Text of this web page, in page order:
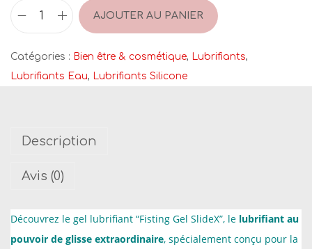
a
n
t
d
S
l
AJOUTER AU PANIER
Catégories : Bien être & cosmétique, Lubrifiants,
Lubrifiants Eau, Lubrifiants Silicone
Description
Avis (0)
Découvrez le gel lubrifiant “Fisting Gel SlideX”, le lubrifiant au
pouvoir de glisse extraordinaire, spécialement conçu pour la